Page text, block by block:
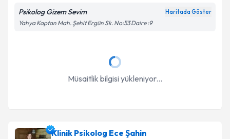
Psikolog Gizem Sevim Haritada Göster
Yahya Kaptan Mah. Şehit Ergün Sk. No:53 Daire :9
Müsaitlik bilgisi yükleniyor...
Klinik Psikolog Ece Şahin